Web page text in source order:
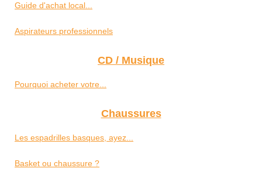
Guide d'achat local...
Aspirateurs professionnels
CD / Musique
Pourquoi acheter votre...
Chaussures
Les espadrilles basques, ayez...
Basket ou chaussure ?